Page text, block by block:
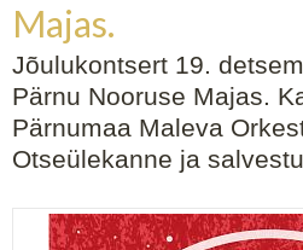
Majas.
Jõulukontsert 19.
Pärnu Nooruse Majas.
Pärnumaa Maleva
Otseülekanne ja